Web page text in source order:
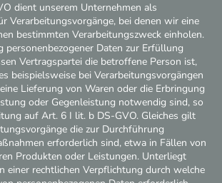
dient unserem Unternehmen als
Verarbeitungsvorgänge, bei denen wir eine
bestimmten Verarbeitungszweck einholen.
personenbezogener Daten zur Erfüllung
Vertragspartei die betroffene Person ist,
beispielsweise bei Verarbeitungsvorgängen
Lieferung von Waren oder die Erbringung
oder Gegenleistung notwendig sind, so
auf Art. 6 I lit. b DS-GVO. Gleiches gilt
die zur Durchführung
erforderlich sind, etwa in Fällen von
Produkten oder Leistungen. Unterliegt
einer rechtlichen Verpflichtung durch welche